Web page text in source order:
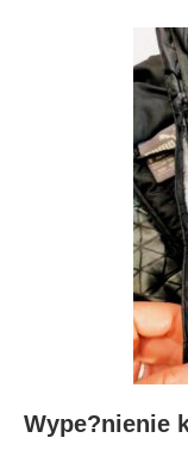
Wype?nienie